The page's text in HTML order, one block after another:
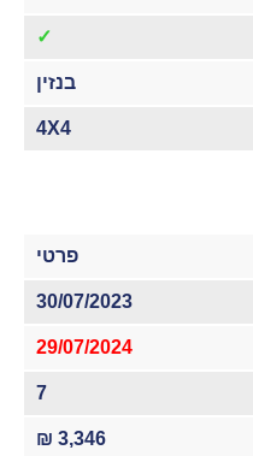
✓
בנזין
4X4
פרטי
30/07/2023
29/07/2024
7
3,346 ₪